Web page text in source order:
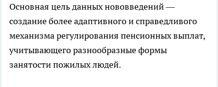
Основная цель данных нововведений —
создание более адаптивного и справедливого
механизма регулирования пенсионных выплат,
учитывающего разнообразные формы
занятости пожилых людей.